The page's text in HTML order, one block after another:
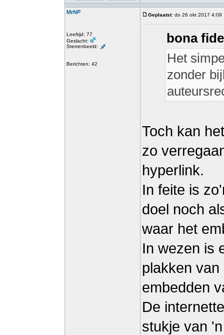
MrNP
Leeftijd: 77
Geslacht:
Sterrenbeeld:
Berichten: 42
Geplaatst: do 26 okt 2017 4:09
bona
Het
zonder
Toch kan
zo
hyperlink.
In feite is
doel noch
waar het
In wezen is
plakken
embedden
De
stukje van